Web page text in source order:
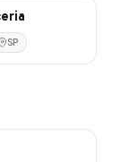
SP